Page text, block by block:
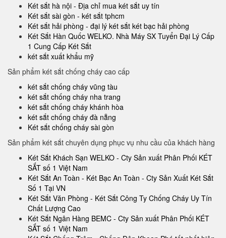
Két sắt hà nội - Địa chỉ mua két sắt uy tín
Két sắt sài gòn - két sắt tphcm
Két sắt hải phòng - đại lý két sắt két bạc hải phòng
Két Sắt Hàn Quốc WELKO. Nhà Máy SX Tuyển Đại Lý Cấp
1 Cung Cấp Két Sắt
két sắt xuất khẩu mỹ
Sản phẩm két sắt chống cháy cao cấp
két sắt chống cháy vũng tàu
két sắt chống cháy nha trang
két sắt chống cháy khánh hòa
két sắt chống cháy đà nẵng
Két sắt chống cháy sài gòn
Sản phẩm két sắt chuyên dụng phục vụ nhu cầu của khách hàng
Két Sắt Khách Sạn WELKO - Cty Sản xuất Phân Phối KÉT
SẮT số 1 Việt Nam
Két Sắt An Toàn - Két Bạc An Toàn - Cty Sản Xuất Két Sắt
Số 1 Tại VN
Két Sắt Văn Phòng - Két Sắt Công Ty Chống Cháy Uy Tín
Chất Lượng Cao
Két Sắt Ngân Hàng BEMC - Cty Sản xuất Phân Phối KÉT
SẮT số 1 Việt Nam